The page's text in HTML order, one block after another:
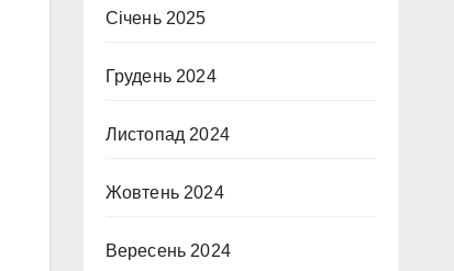
Січень 2025
Грудень 2024
Листопад 2024
Жовтень 2024
Вересень 2024